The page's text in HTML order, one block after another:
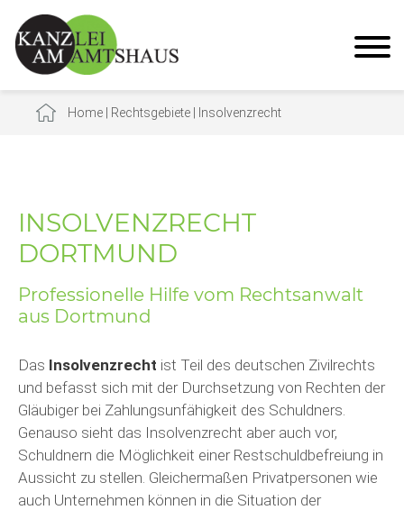
Home Rechtsgebiete Insolvenzrecht
INSOLVENZRECHT
DORTMUND
Professionelle Hilfe vom Rechtsanwalt
aus Dortmund
Das Insolvenzrecht ist Teil des deutschen Zivilrechts
und befasst sich mit der Durchsetzung von Rechten der
Gläubiger bei Zahlungsunfähigkeit des Schuldners.
Genauso sieht das Insolvenzrecht aber auch vor,
Schuldnern die Möglichkeit einer Restschuldbefreiung in
Aussicht zu stellen. Gleichermaßen Privatpersonen wie
auch Unternehmen können in die Situation der